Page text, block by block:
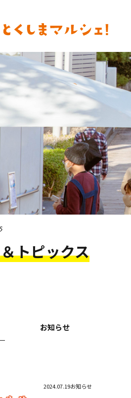
トピックス
お知らせ
2024.07.19お知らせ